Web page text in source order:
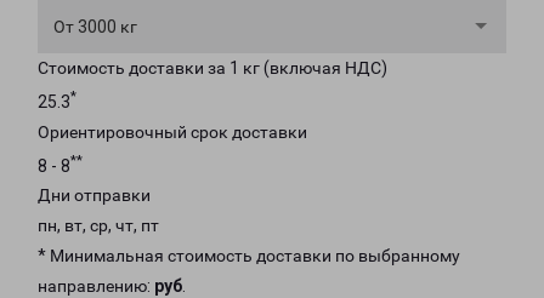
От 3000 кг
Стоимость доставки за 1 кг (включая НДС)
25.3*
Ориентировочный срок доставки
8 - 8**
Дни отправки
пн, вт, ср, чт, пт
* Минимальная стоимость доставки по выбранному
направлению: руб.